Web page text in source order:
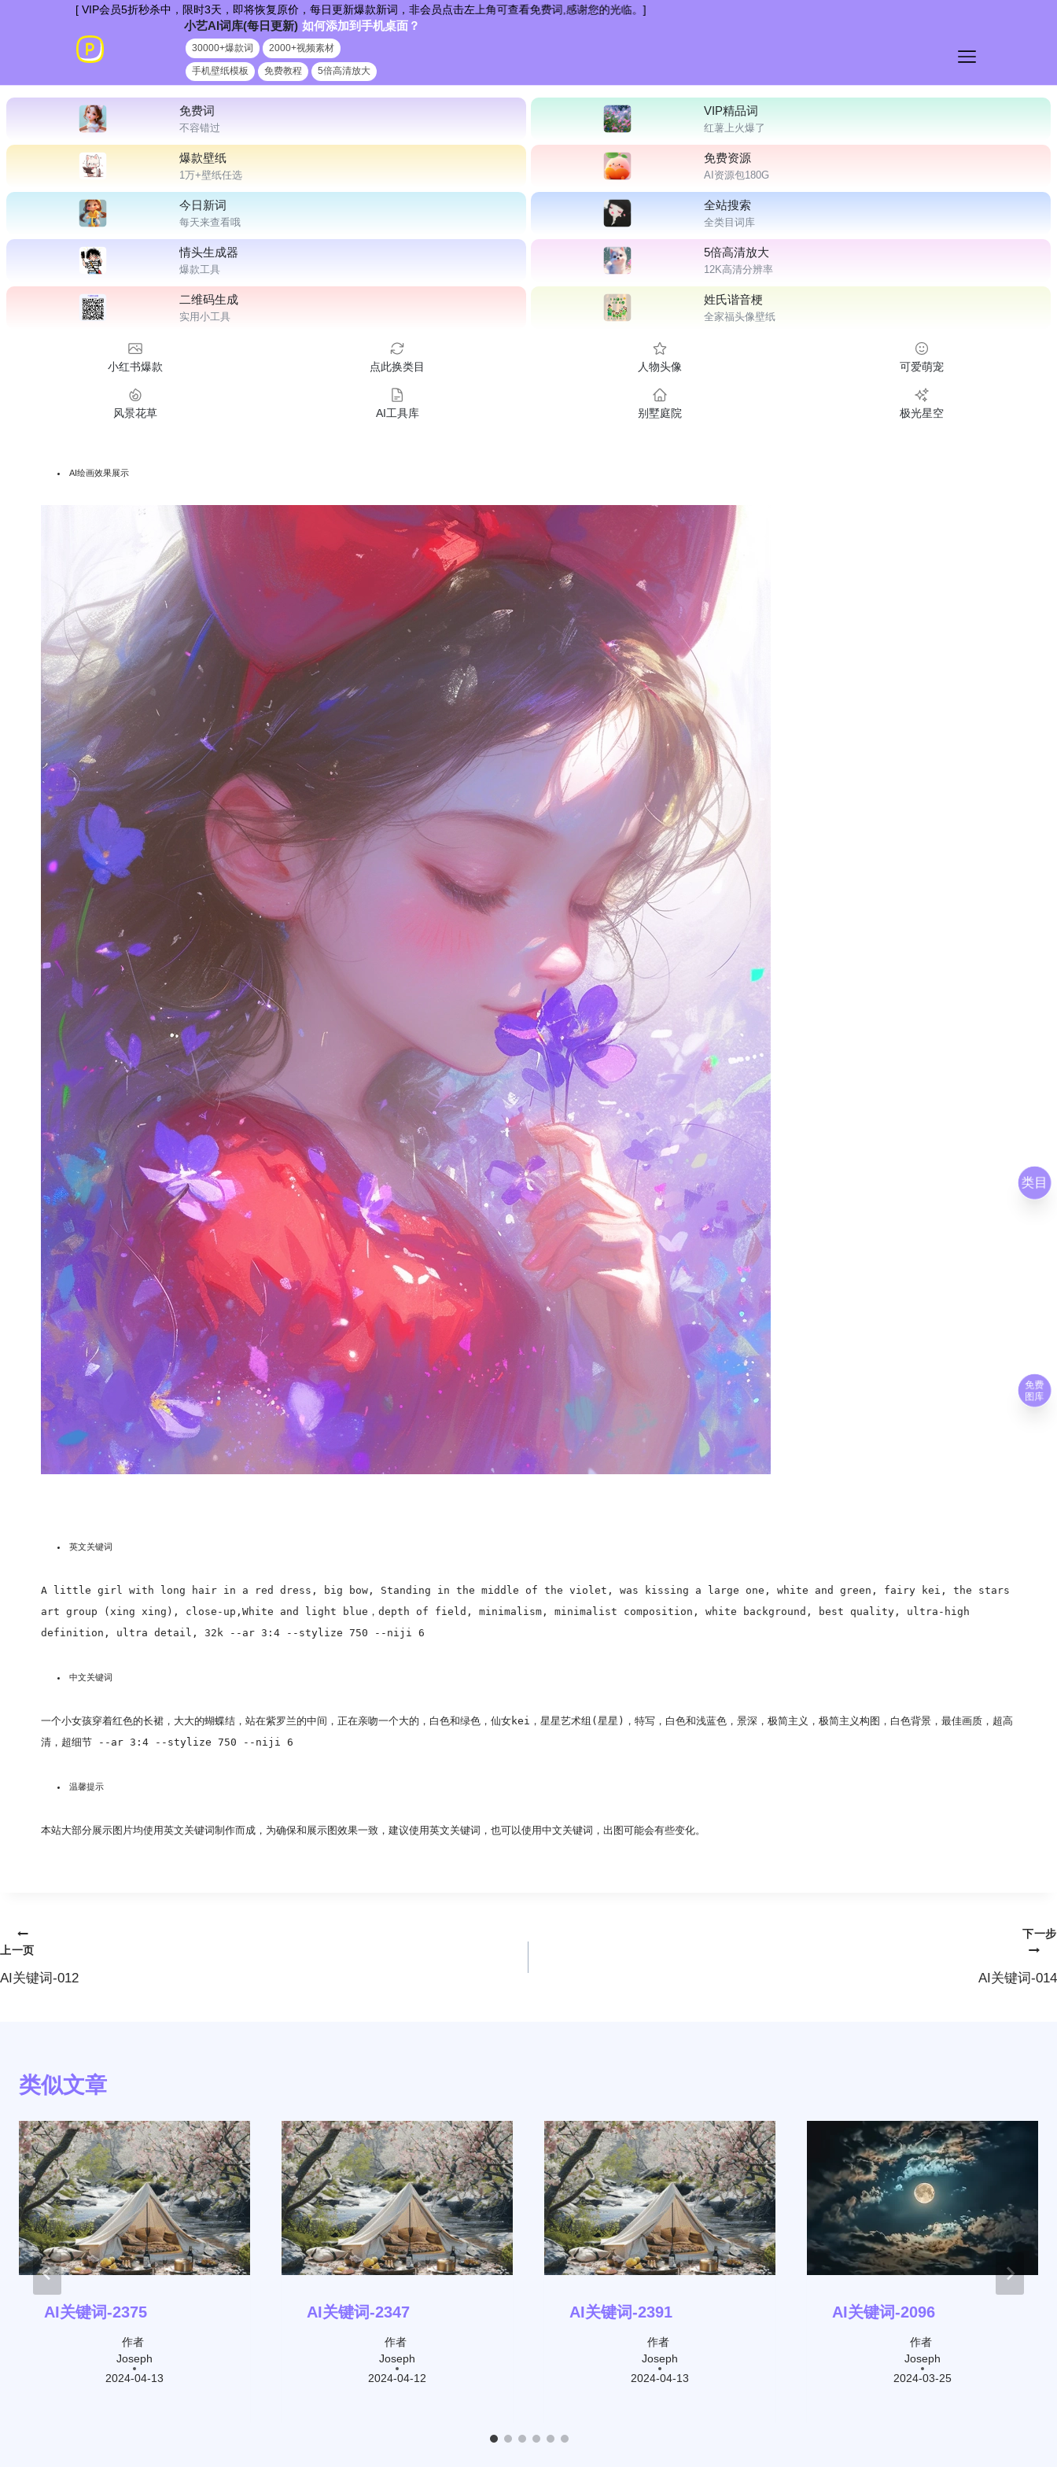
免费词
不容错过
VIP精品词
红薯上火爆了
爆款壁纸
1万+壁纸任选
免费资源
AI资源包180G
今日新词
每天来查看哦
全站搜索
全类目词库
情头生成器
爆款工具
5倍高清放大
12K高清分辨率
二维码生成
实用小工具
姓氏谐音梗
全家福头像壁纸
小红书爆款 点此换类目 人物头像 可爱萌宠
风景花草 AI工具库 别墅庭院 极光星空
AI绘画效果展示
英文关键词
A little girl with long hair in a red dress, big bow, Standing in the middle of the violet, was kissing a large one, white and green, fairy kei, the stars
art group (xing xing), close-up,White and light blue，depth of field, minimalism, minimalist composition, white background, best quality, ultra-high
definition, ultra detail, 32k --ar 3:4 --stylize 750 --niji 6
中文关键词
一个小女孩穿着红色的长裙，大大的蝴蝶结，站在紫罗兰的中间，正在亲吻一个大的，白色和绿色，仙女kei，星星艺术组(星星)，特写，白色和浅蓝色，景深，极简主义，极简主义构图，白色背景，最佳画质，超高
清，超细节 --ar 3:4 --stylize 750 --niji 6
温馨提示
本站大部分展示图片均使用英文关键词制作而成，为确保和展示图效果一致，建议使用英文关键词，也可以使用中文关键词，出图可能会有些变化。
文
章
上一页
AI关键词-012
下一步
AI关键词-014
类似文章
AI关键词-2375
作者
Joseph
2024-04-13
AI关键词-2347
作者
Joseph
2024-04-12
AI关键词-2391
作者
Joseph
2024-04-13
AI关键词-2096
作者
Joseph
2024-03-25
会员5折秒杀中，限时3天，即将恢复原价，每日更新爆款新词，非会员点击左上角可查看免费词,感谢您的光临。]
小艺AI词库(每日更新) 如何添加到手机桌面？
30000+爆款词 2000+视频素材
手机壁纸模板 免费教程 5倍高清放大
类目
免费
图库